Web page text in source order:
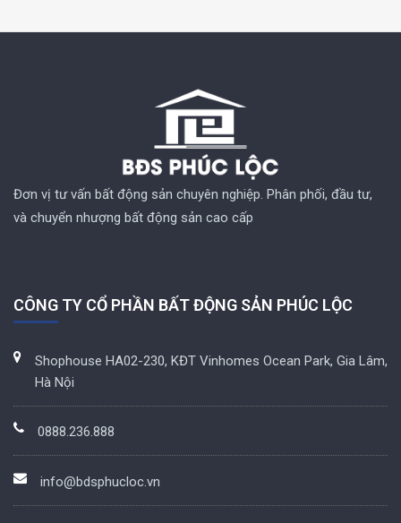
Đơn vị tư vấn bất động sản chuyên nghiệp. Phân phối, đầu tư,
và chuyển nhượng bất động sản cao cấp
CÔNG TY CỔ PHẦN BẤT ĐỘNG SẢN PHÚC LỘC
Shophouse HA02-230, KĐT Vinhomes Ocean Park, Gia Lâm,
Hà Nội
0888.236.888
info@bdsphucloc.vn